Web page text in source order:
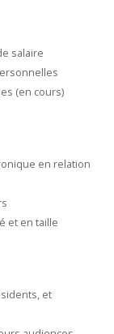
salaire
(en cours)
en relation
et en taille
et